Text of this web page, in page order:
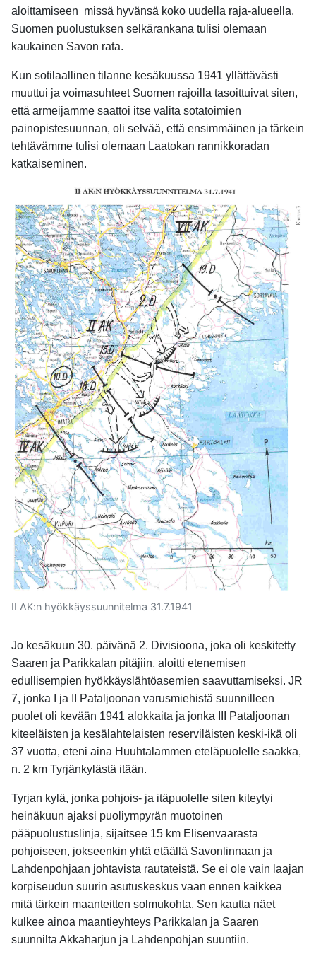
aloittamiseen missä hyvänsä koko uudella raja-alueella.
Suomen puolustuksen selkärankana tulisi olemaan
kaukainen Savon rata.
Kun sotilaallinen tilanne kesäkuussa 1941 yllättävästi
muuttui ja voimasuhteet Suomen rajoilla tasoittuivat siten,
että armeijamme saattoi itse valita sotatoimien
painopistesuunnan, oli selvää, että ensimmäinen ja tärkein
tehtävämme tulisi olemaan Laatokan rannikkoradan
katkaiseminen.
II AK:n hyökkäyssuunnitelma 31.7.1941
Jo kesäkuun 30. päivänä 2. Divisioona, joka oli keskitetty
Saaren ja Parikkalan pitäjiin, aloitti etenemisen
edullisempien hyökkäyslähtöasemien saavuttamiseksi. JR
7, jonka I ja II Pataljoonan varusmiehistä suunnilleen
puolet oli kevään 1941 alokkaita ja jonka III Pataljoonan
kiteeläisten ja kesälahtelaisten reserviläisten keski-ikä oli
37 vuotta, eteni aina Huuhtalammen eteläpuolelle saakka,
n. 2 km Tyrjänkylästä itään.
Tyrjan kylä, jonka pohjois- ja itäpuolelle siten kiteytyi
heinäkuun ajaksi puoliympyrän muotoinen
pääpuolustuslinja, sijaitsee 15 km Elisenvaarasta
pohjoiseen, jokseenkin yhtä etäällä Savonlinnaan ja
Lahdenpohjaan johtavista rautateistä. Se ei ole vain laajan
korpiseudun suurin asutuskeskus vaan ennen kaikkea
mitä tärkein maanteitten solmukohta. Sen kautta näet
kulkee ainoa maantieyhteys Parikkalan ja Saaren
suunnilta Akkaharjun ja Lahdenpohjan suuntiin.